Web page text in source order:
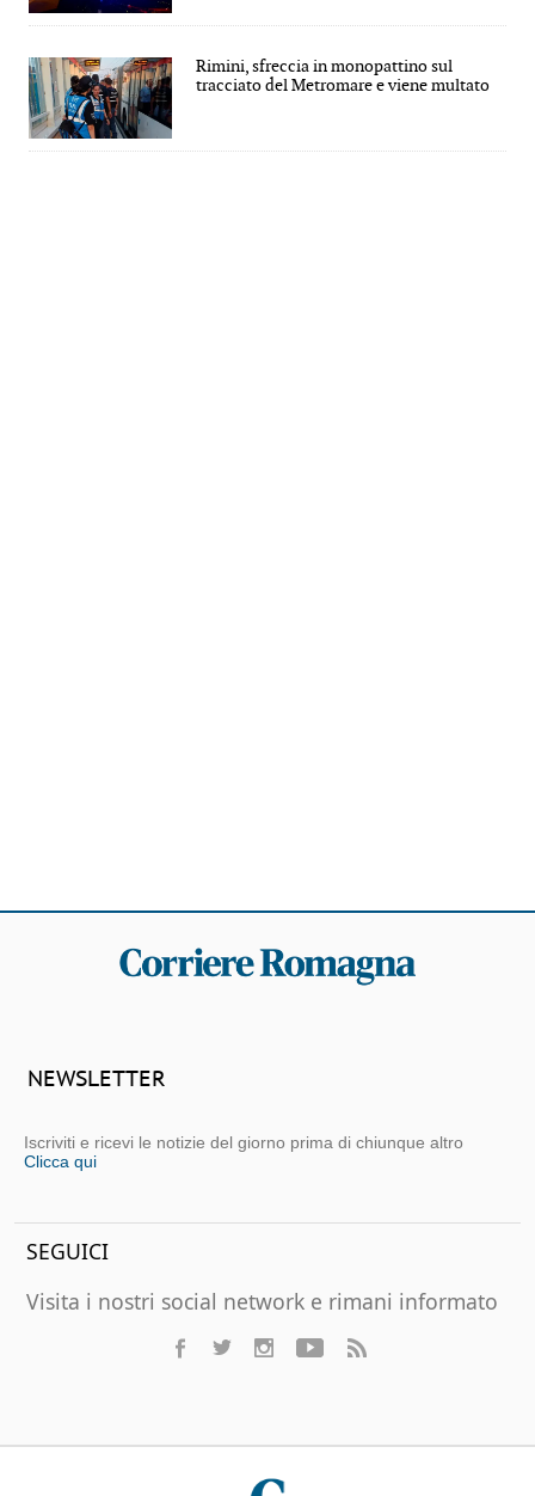
Rimini, sfreccia in monopattino sul
tracciato del Metromare e viene multato
NEWSLETTER
Iscriviti e ricevi le notizie del giorno prima di chiunque altro
Clicca qui
SEGUICI
Visita i nostri social network e rimani informato